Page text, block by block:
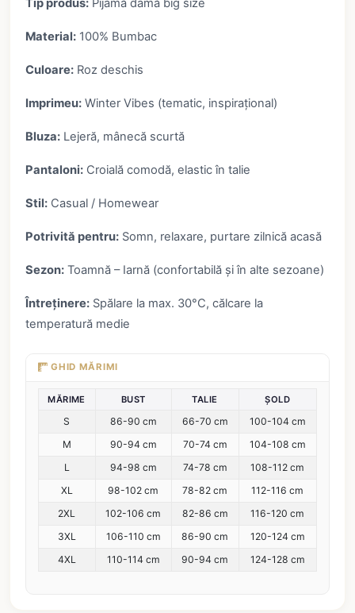
Material: 100% Bumbac
Culoare: Roz deschis
Imprimeu: Winter Vibes (tematic, inspirațional)
Bluza: Lejeră, mânecă scurtă
Pantaloni: Croială comodă, elastic în talie
Stil: Casual / Homewear
Potrivită pentru: Somn, relaxare, purtare zilnică acasă
Sezon: Toamnă – Iarnă (confortabilă și în alte sezoane)
Întreținere: Spălare la max. 30°C, călcare la
temperatură medie
GHID MĂRIMI
MĂRIME BUST TALIE ȘOLD
S 86-90 cm 66-70 cm
100-104 cm
M
90-94 cm 70-74 cm
104-108 cm
L
94-98 cm 74-78 cm
108-112 cm
XL
98-102 cm 78-82 cm
112-116 cm
2XL
102-106 cm 82-86 cm
116-120 cm
3XL
106-110 cm 86-90 cm
120-124 cm
4XL
110-114 cm 90-94 cm 124-128 cm